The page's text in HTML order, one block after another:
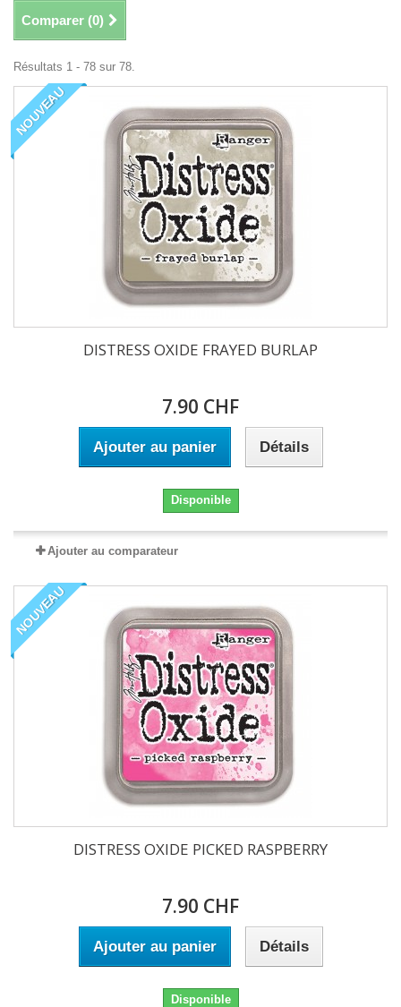
Comparer (0)
Résultats 1 - 78 sur 78.
NOUVEAU
DISTRESS OXIDE FRAYED BURLAP
7.90 CHF
Ajouter au panier Détails
Disponible
Ajouter au comparateur
NOUVEAU
DISTRESS OXIDE PICKED RASPBERRY
7.90 CHF
Ajouter au panier Détails
Disponible